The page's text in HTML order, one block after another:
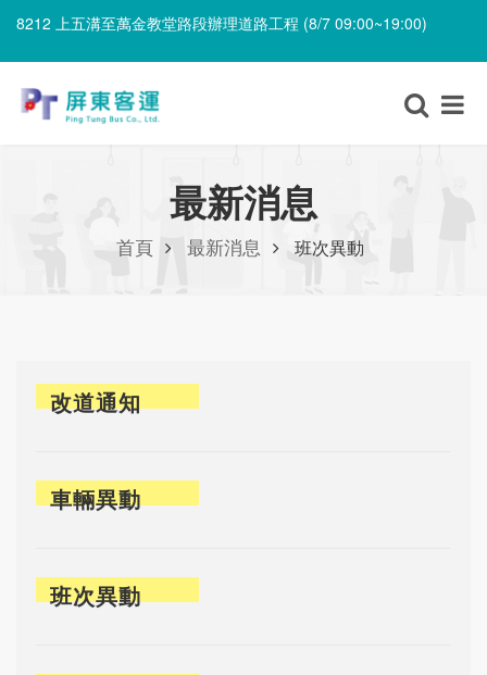
8212 上五溝至萬金教堂路段辦理道路工程 (8/7 09:00~19:00)
8212 上五溝至萬金教堂路段辦理道路工程 (8/7 09:00~19:00)
最新消息
首頁 最新消息 班次異動
改道通知
車輛異動
班次異動